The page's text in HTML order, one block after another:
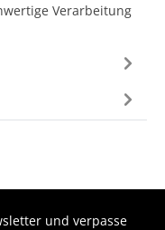
Verarbeitung
und verpasse